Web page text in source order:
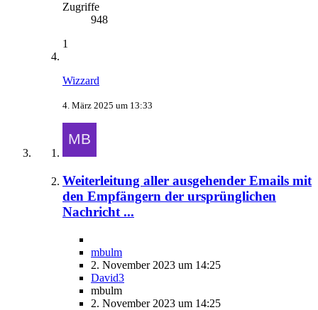
Zugriffe
948
1
Wizzard
4. März 2025 um 13:33
Weiterleitung aller ausgehender Emails mit
den Empfängern der ursprünglichen
Nachricht ...
mbulm
2. November 2023 um 14:25
David3
mbulm
2. November 2023 um 14:25